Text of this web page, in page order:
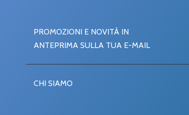
PROMOZIONI E NOVITÀ IN
ANTEPRIMA SULLA TUA E-MAIL
CHI SIAMO